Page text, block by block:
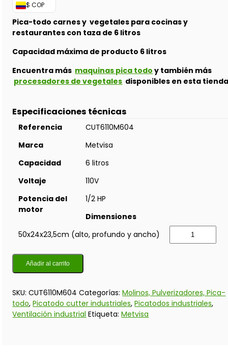
$ COP
Pica-todo carnes y vegetales para cocinas y
restaurantes con taza de 6 litros
Capacidad máxima de producto 6 litros
Encuentra más maquinas pica todo y también más
procesadores de vegetales disponibles en esta
Especificaciones técnicas
Referencia
CUT6110M604
Marca
Metvisa
Capacidad
6 litros
Voltaje
110V
Potencia del
motor
1/2 HP
Dimensiones
50x24x23,5cm (alto, profundo y ancho)
Añadir al carrito
SKU:CUT6110M604 Categorías:Molinos, Pulverizadores, Pica-
todo,Picatodo cutter industriales,Picatodos industriales,
Ventilación industrial Etiqueta:Metvisa